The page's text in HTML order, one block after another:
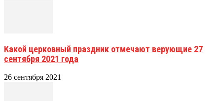
Какой церковный праздник отмечают верующие 27
сентября 2021 года
26 сентября 2021